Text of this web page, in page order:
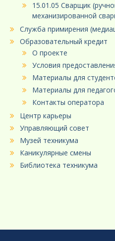
15.01.05 Сварщик
механизированной
Служба примирения
Образовательный кредит
О проекте
Условия
Материалы для
Материалы для
Контакты оператора
Центр карьеры
Управляющий совет
Музей техникума
Каникулярные смены
Библиотека техникума